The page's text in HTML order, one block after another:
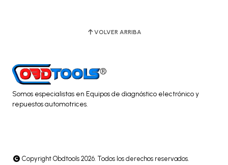
VOLVER ARRIBA
Somos especialistas en Equipos de diagnóstico electrónico y
repuestos automotrices.
Copyright Obdtools 2026. Todos los derechos reservados.